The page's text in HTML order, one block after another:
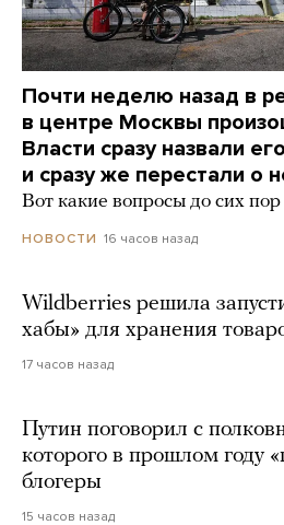
Почти неделю назад в
в центре Москвы
Власти сразу назвали
и сразу же перестали о
Вот какие вопросы до сих пор
НОВОСТИ 16 часов назад
Wildberries решила
хабы» для хранения
17 часов назад
Путин поговорил с
которого в прошлом году
блогеры
15 часов назад